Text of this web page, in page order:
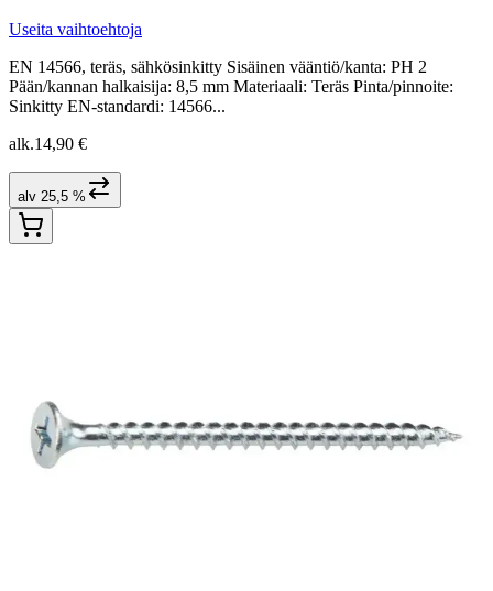
Useita vaihtoehtoja
EN 14566, teräs, sähkösinkitty Sisäinen vääntiö/kanta: PH 2
Pään/kannan halkaisija: 8,5 mm Materiaali: Teräs Pinta/pinnoite:
Sinkitty EN-standardi: 14566...
alk.14,90 €
alv 25,5 %